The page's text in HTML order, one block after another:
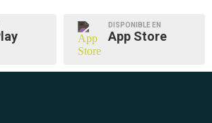
DISPONIBLE EN
App Store